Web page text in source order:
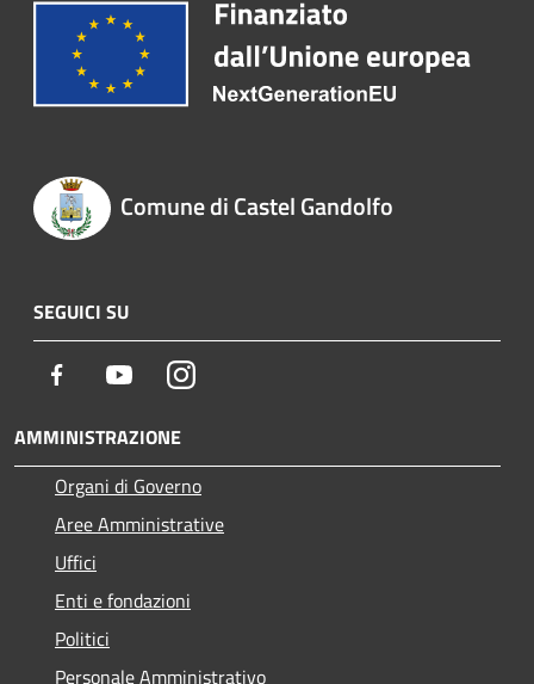
Comune di Castel Gandolfo
SEGUICI SU
Facebook YoutubeInstagram
AMMINISTRAZIONE
Organi di Governo
Aree Amministrative
Uffici
Enti e fondazioni
Politici
Personale Amministrativo